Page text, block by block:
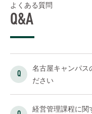
よくある質問
Q&A
名古屋キャンパス
ださい
経営管理課程に関